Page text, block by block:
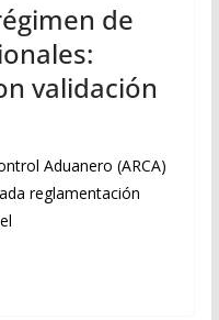
de
validación
Aduanero (ARCA)
reglamentación